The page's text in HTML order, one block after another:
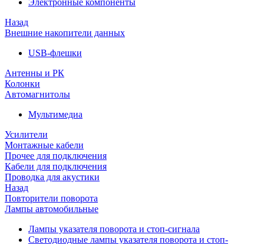
Электронные компоненты
Назад
Внешние накопители данных
USB-флешки
Антенны и РК
Колонки
Автомагнитолы
Мультимедиа
Усилители
Монтажные кабели
Прочее для подключения
Кабели для подключения
Проводка для акустики
Назад
Повторители поворота
Лампы автомобильные
Лампы указателя поворота и стоп-сигнала
Светодиодные лампы указателя поворота и стоп-